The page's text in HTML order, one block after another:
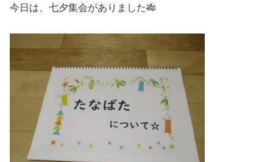
今日は、七夕集会がありました🎋